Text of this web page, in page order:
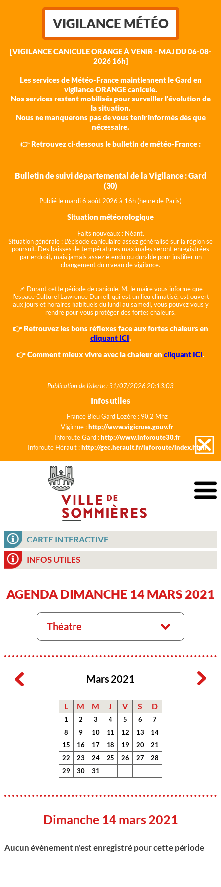
VIGILANCE MÉTÉO
[VIGILANCE CANICULE ORANGE À VENIR - MAJ DU 06-08-
2026 16h]
Les services de Météo-France maintiennent le Gard en
vigilance ORANGE canicule.
Nos services restent mobilisés pour surveiller l'évolution de
la situation.
Nous ne manquerons pas de vous tenir informés dès que
nécessaire.
👉 Retrouvez ci-dessous le bulletin de météo-France :
Bulletin de suivi départemental de la Vigilance : Gard
(30)
Publié le mardi 6 août 2026 à 16h (heure de Paris)
Situation météorologique
Faits nouveaux : Néant.
Situation générale : L'épisode caniculaire assez généralisé sur la région se
poursuit. Des baisses de températures maximales seront enregistrées
par endroit, mais jamais assez étendu ou durable pour justifier un
changement du niveau de vigilance.
📌 Durant cette période de canicule, M. le maire vous informe que
l'espace Culturel Lawrence Durrell, qui est un lieu climatisé, est ouvert
aux jours et horaires habituels du lundi au samedi, vous pouvez vous y
rendre pour vous protéger des fortes chaleurs.
👉 Retrouvez les bons réflexes face aux fortes chaleurs en
cliquant ICI.
👉 Comment mieux vivre avec la chaleur en cliquant ICI.
Publication de l'alerte : 31/07/2026 20:13:03
Infos utiles
France Bleu Gard Lozère : 90.2 Mhz
Vigicrue :http://www.vigicrues.gouv.fr
Inforoute Gard :http://www.inforoute30.fr
Inforoute Hérault :http://geo.herault.fr/inforoute/index.html
CARTE INTERACTIVE
INFOS UTILES
AGENDA DIMANCHE 14 MARS 2021
Théatre
Mars 2021
L M M J V S D
1 2 3 4 5 6
7
8
9 10 11 12 13
14
15
16 17 18 19 20
21
22
23 24 25 26 27
28
29
30 31
Dimanche 14 mars 2021
Aucun évènement n'est enregistré pour cette période